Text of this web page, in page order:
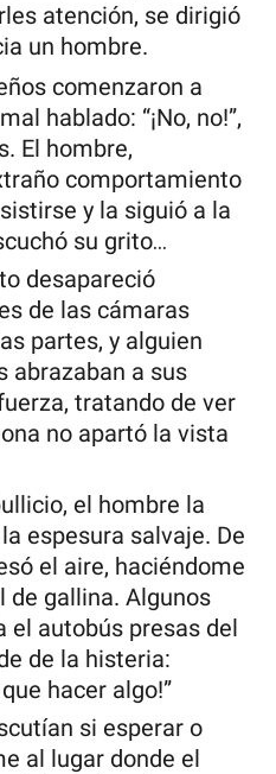
atención, se dirigió
un hombre.
comenzaron a
hablado: “¡No, no!”,
El hombre,
comportamiento
y la siguió a la
su grito…
desapareció
de las cámaras
partes, y alguien
abrazaban a sus
tratando de ver
no apartó la vista
el hombre la
espesura salvaje. De
el aire, haciéndome
de gallina. Algunos
el autobús presas del
de la histeria:
que hacer algo!”
si esperar o
al lugar donde el